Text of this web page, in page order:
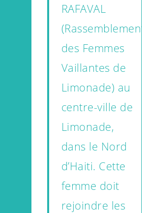
RAFAVAL
(Rassemblement
des Femmes
Vaillantes de
Limonade) au
centre-ville de
Limonade,
dans le Nord
d’Haiti. Cette
femme doit
rejoindre les